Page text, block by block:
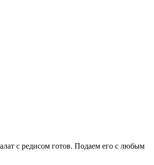
с редисом готов. Подаем его с любым